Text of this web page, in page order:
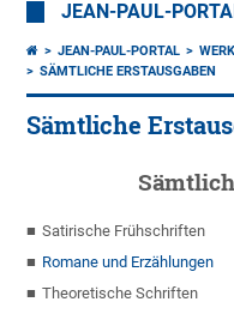
JEAN-PAUL-
JEAN-PAUL-PORTAL
SÄMTLICHE ERSTAUSGABEN
Sämtliche
Satirische Frühschriften
Romane und Erzählungen
Theoretische Schriften